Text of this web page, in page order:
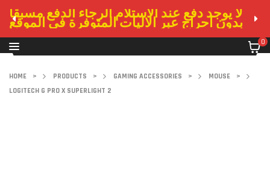
لا يوجد دفع عند الاستلام الرجاء الدفع مسبقا
بدون احراج عبر الاليات المتوفرة في الموقع
0
HOME > PRODUCTS > GAMING ACCESSORIES > MOUSE
>
LOGITECH G PRO X SUPERLIGHT 2